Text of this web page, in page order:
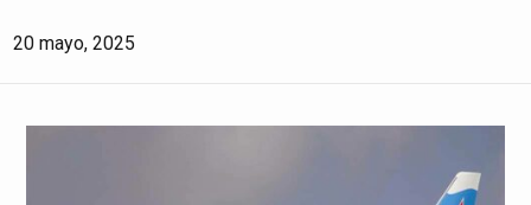
20 mayo, 2025